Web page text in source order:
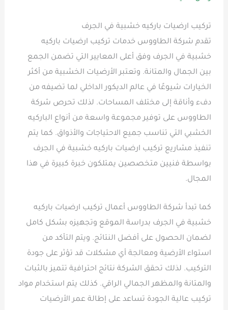
تركيب ارضيات باركيه خشبية في الجرف
تقدم شركة الطاووس خدمات تركيب ارضيات باركيه
خشبية في الجرف وفق أعلى المعايير التي تضمن الجمع
بين الجمال والمتانة. وتعتبر الأرضيات الخشبية من أكثر
الخيارات شيوعًا في عالم الديكور الداخلي لما تضيفه من
دفء وأناقة إلى مختلف المساحات. لذلك تحرص شركة
الطاووس على توفير مجموعة واسعة من أنواع الباركيه
الخشبي التي تناسب جميع الاحتياجات والأذواق. كما يتم
تنفيذ مشاريع تركيب ارضيات باركيه خشبية في الجرف
بواسطة فنيين متخصصين يمتلكون خبرة كبيرة في هذا
المجال.
كما تبدأ شركة الطاووس أعمال تركيب ارضيات باركيه
خشبية في الجرف بدراسة الموقع وتجهيزه بشكل كامل
لضمان الحصول على أفضل النتائج. ويتم التأكد من
استواء الأرضية ومعالجة أي مشكلات قد تؤثر على جودة
التركيب. لذلك تحقق الشركة نتائج احترافية تتميز بالثبات
والمتانة والمظهر الجمالي الراقي. كذلك يتم استخدام مواد
تركيب عالية الجودة تساعد على إطالة عمر الأرضيات